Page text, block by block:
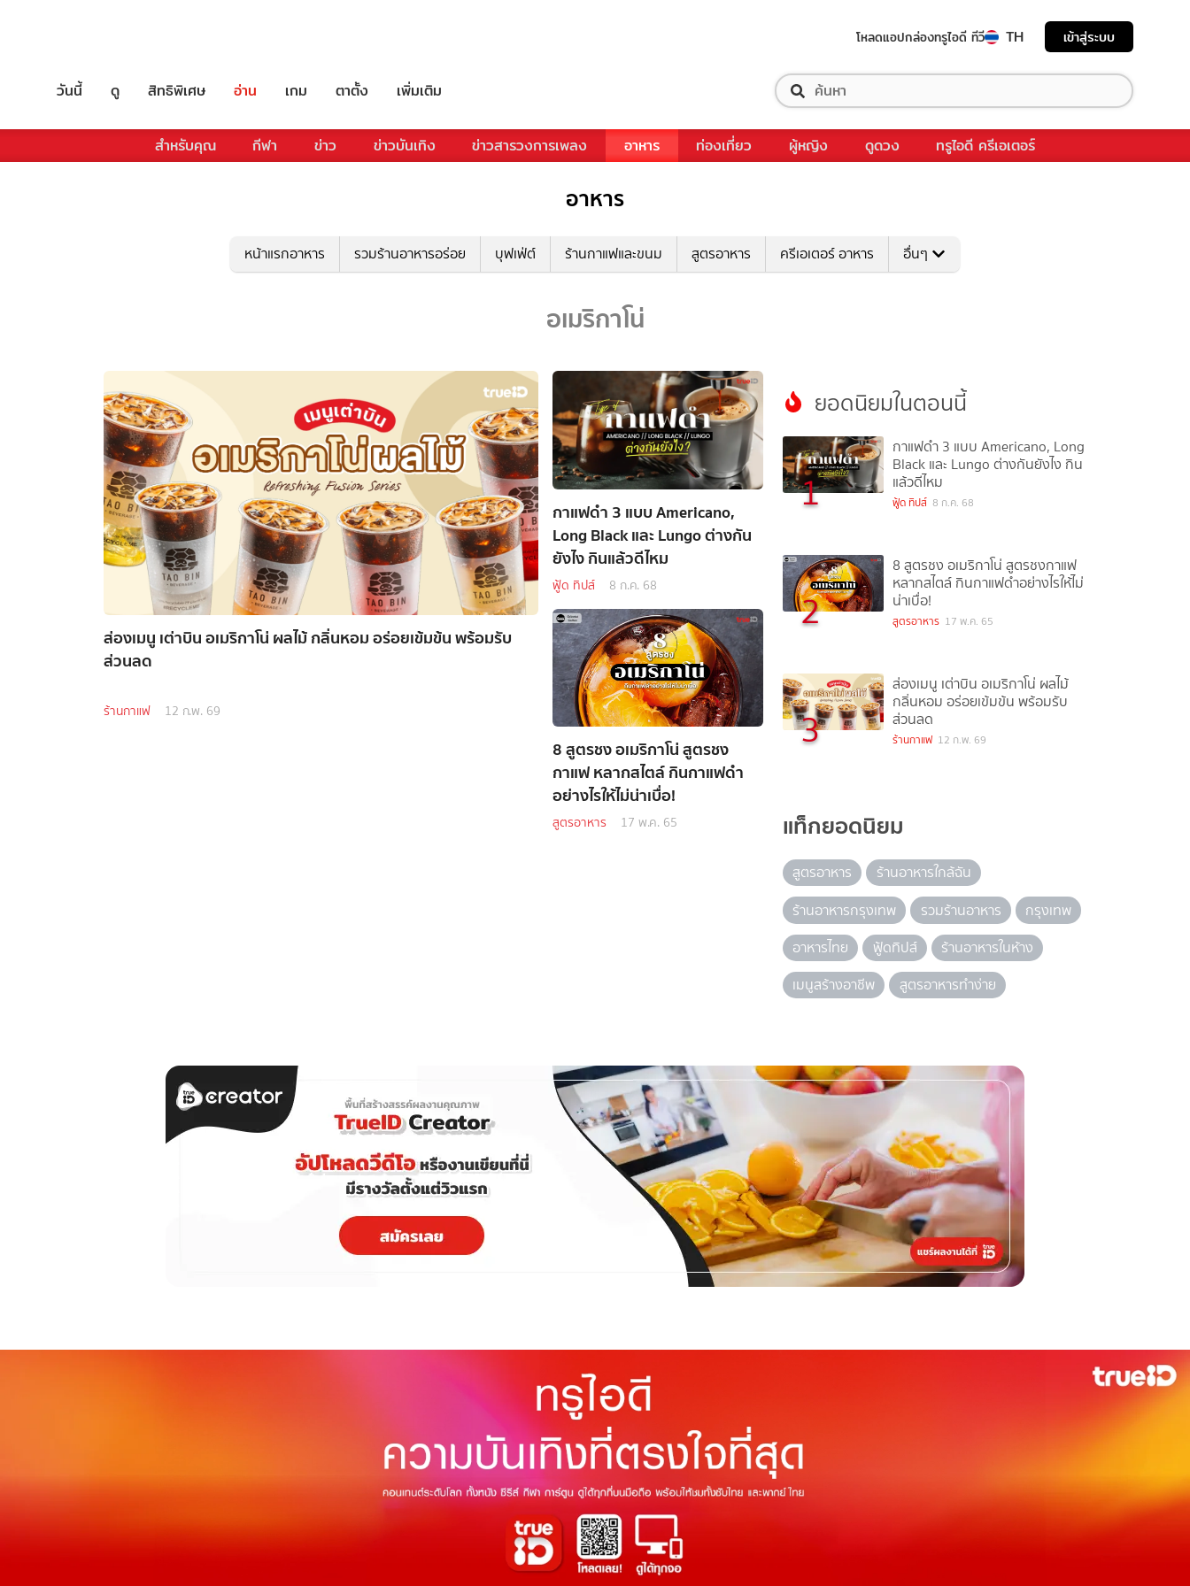
โหลดแอปกล่องทรูไอดี ทีวี TH เข้าสู่ระบบ
วันนี้ ดู สิทธิพิเศษ อ่าน เกม ตาตั้ง เพิ่มเติม
สำหรับคุณ กีฬา ข่าว ข่าวบันเทิง ข่าวสารวงการเพลง อาหาร ท่องเที่ยว ผู้หญิง ดูดวง ทรูไอดี ครีเอเตอร์
อาหาร
หน้าแรกอาหาร รวมร้านอาหารอร่อย บุฟเฟ่ต์ ร้านกาแฟและขนม สูตรอาหาร ครีเอเตอร์ อาหาร อื่นๆ
อเมริกาโน่
ส่องเมนู เต่าบิน อเมริกาโน่ ผลไม้ กลิ่นหอม อร่อยเข้มข้น พร้อมรับ
ส่วนลด
ร้านกาแฟ 12 ก.พ. 69
กาแฟดำ 3 แบบ Americano,
Long Black และ Lungo ต่างกัน
ยังไง กินแล้วดีไหม
ฟู้ด ทิปส์ 8 ก.ค. 68
8 สูตรชง อเมริกาโน่ สูตรชง
กาแฟ หลากสไตล์ กินกาแฟดำ
อย่างไรให้ไม่น่าเบื่อ!
สูตรอาหาร 17 พ.ค. 65
ยอดนิยมในตอนนี้
1
กาแฟดำ 3 แบบ Americano, Long
Black และ Lungo ต่างกันยังไง กิน
แล้วดีไหม
ฟู้ด ทิปส์ 8 ก.ค. 68
2
8 สูตรชง อเมริกาโน่ สูตรชงกาแฟ
หลากสไตล์ กินกาแฟดำอย่างไรให้ไม่
น่าเบื่อ!
สูตรอาหาร 17 พ.ค. 65
3
ส่องเมนู เต่าบิน อเมริกาโน่ ผลไม้
กลิ่นหอม อร่อยเข้มข้น พร้อมรับ
ส่วนลด
ร้านกาแฟ 12 ก.พ. 69
แท็กยอดนิยม
สูตรอาหาร
ร้านอาหารใกล้ฉัน
ร้านอาหารกรุงเทพ
รวมร้านอาหาร
กรุงเทพ
อาหารไทย
ฟู้ดทิปส์
ร้านอาหารในห้าง
เมนูสร้างอาชีพ
สูตรอาหารทำง่าย